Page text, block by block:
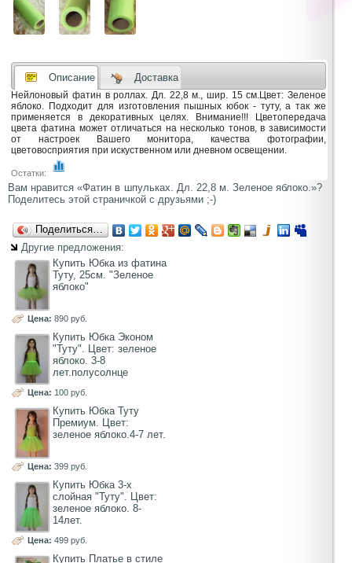
Описание Доставка
Нейлоновый фатин в роллах. Дл. 22,8 м., шир. 15 см.Цвет: Зеленое
яблоко. Подходит для изготовления пышных юбок - туту, а так же
применяется в декоративных целях. Внимание!!! Цветопередача
цвета фатина может отличаться на несколько тонов, в зависимости
от настроек Вашего монитора, качества фотографии,
цветовосприятия при искуственном или дневном освещении.
Остатки:
Вам нравится «Фатин в шпульках. Дл. 22,8 м. Зеленое яблоко.»?
Поделитесь этой страничкой с друзьями ;-)
Поделиться…
Другие предложения:
Купить Юбка из фатина
Туту, 25см. "Зеленое
яблоко"
Цена: 890 руб.
Купить Юбка Эконом
"Туту". Цвет: зеленое
яблоко. 3-8
лет.полусолнце
Цена: 100 руб.
Купить Юбка Туту
Премиум. Цвет:
зеленое яблоко.4-7 лет.
Цена: 399 руб.
Купить Юбка 3-х
слойная "Туту". Цвет:
зеленое яблоко. 8-
14лет.
Цена: 499 руб.
Купить Платье в стиле